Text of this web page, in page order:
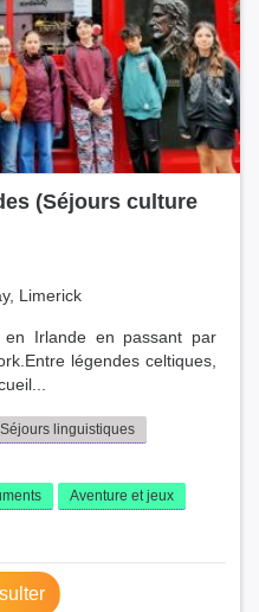
(Séjours culture
Limerick
Irlande en passant par
légendes celtiques,
Séjours linguistiques
Aventure et jeux